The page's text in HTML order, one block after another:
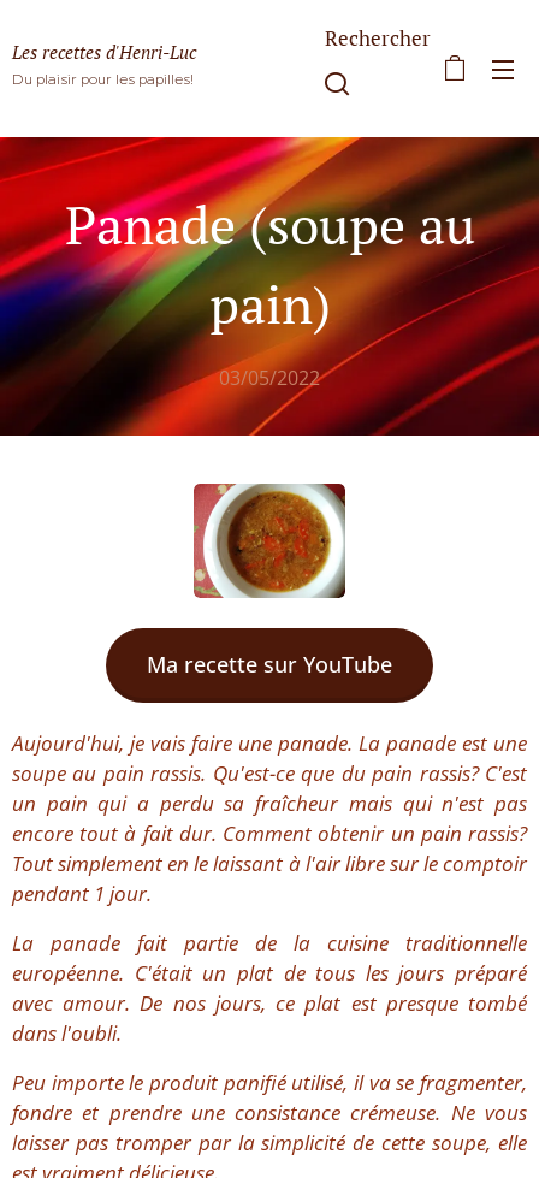
Les recettes d'Henri-Luc
Du plaisir pour les papilles!
Rechercher
Panade (soupe au
pain)
03/05/2022
Ma recette sur YouTube
Aujourd'hui, je vais faire une panade. La panade est une
soupe au pain rassis. Qu'est-ce que du pain rassis? C'est
un pain qui a perdu sa fraîcheur mais qui n'est pas
encore tout à fait dur. Comment obtenir un pain rassis?
Tout simplement en le laissant à l'air libre sur le comptoir
pendant 1 jour.
La panade fait partie de la cuisine traditionnelle
européenne. C'était un plat de tous les jours préparé
avec amour. De nos jours, ce plat est presque tombé
dans l'oubli.
Peu importe le produit panifié utilisé, il va se fragmenter,
fondre et prendre une consistance crémeuse. Ne vous
laisser pas tromper par la simplicité de cette soupe, elle
est vraiment délicieuse.